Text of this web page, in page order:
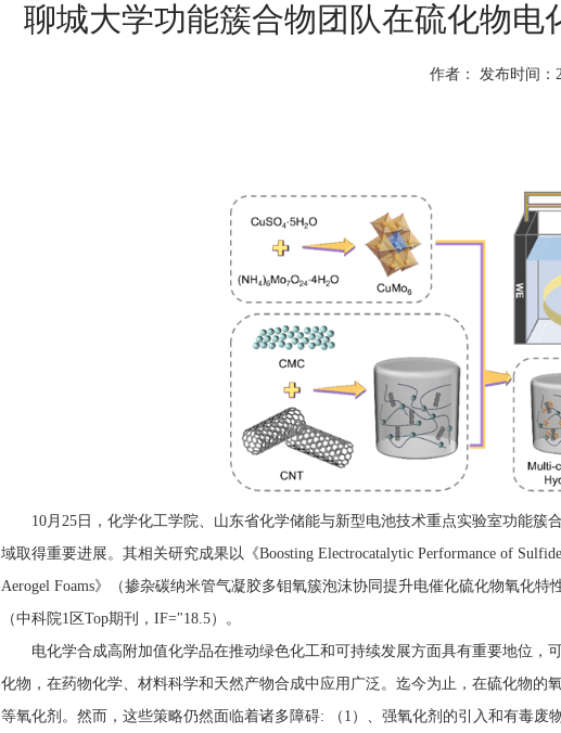
聊城大学功能簇合物团队在硫化物
作者： 发布时间：
10月25日，化学化工学院、山东省化学储能与新型电池技术重点实验室功能簇
域取得重要进展。其相关研究成果以《Boosting Electrocatalytic Performance of
Aerogel Foams》（掺杂碳纳米管气凝胶多钼氧簇泡沫协同提升电催化硫化物氧化特
（中科院1区Top期刊，IF="18.5）。
电化学合成高附加值化学品在推动绿色化工和可持续发展方面具有重要地位，
化物，在药物化学、材料科学和天然产物合成中应用广泛。迄今为止，在硫化物的
等氧化剂。然而，这些策略仍然面临着诸多障碍: （1）、强氧化剂的引入和有毒